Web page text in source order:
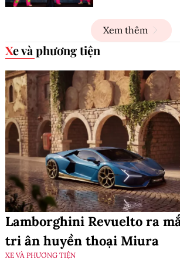
Xem thêm
Xe và phương tiện
Lamborghini Revuelto ra
tri ân huyền thoại Miura
XE VÀ PHƯƠNG TIỆN